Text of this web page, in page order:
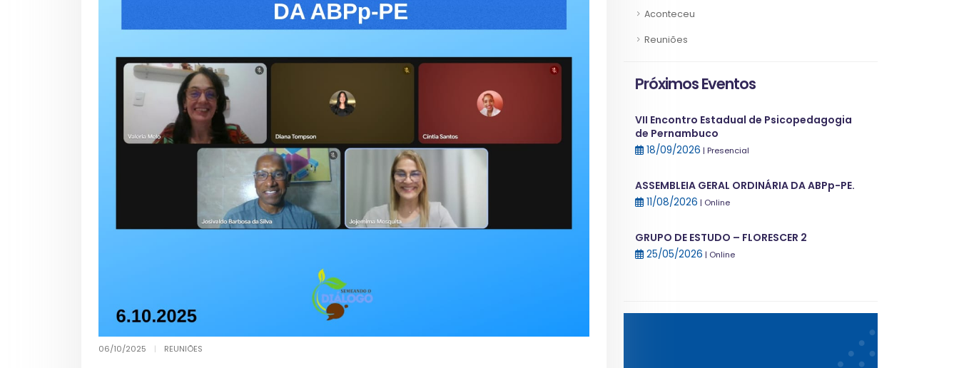
06/10/2025 | REUNIÕES
Aconteceu
Reuniões
Próximos Eventos
VII Encontro Estadual de Psicopedagogia
de Pernambuco
18/09/2026 | Presencial
ASSEMBLEIA GERAL ORDINÁRIA DA ABPp-PE.
11/08/2026 | Online
GRUPO DE ESTUDO – FLORESCER 2
25/05/2026 | Online